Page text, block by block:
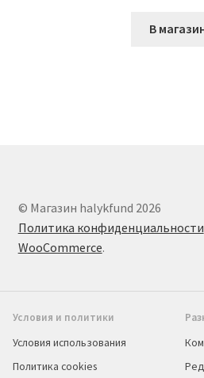
В
© Магазин halykfund 2026
Политика конфиденциальности
WooCommerce.
Условия и политики
Условия использования
Политика cookies